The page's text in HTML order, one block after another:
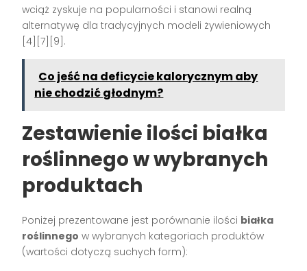
wciąż zyskuje na popularności i stanowi realną
alternatywę dla tradycyjnych modeli żywieniowych
[4][7][9] .
Co jeść na deficycie kalorycznym aby
nie chodzić głodnym?
Zestawienie ilości białka
roślinnego w wybranych
produktach
Poniżej prezentowane jest porównanie ilości białka
roślinnego w wybranych kategoriach produktów
(wartości dotyczą suchych form):